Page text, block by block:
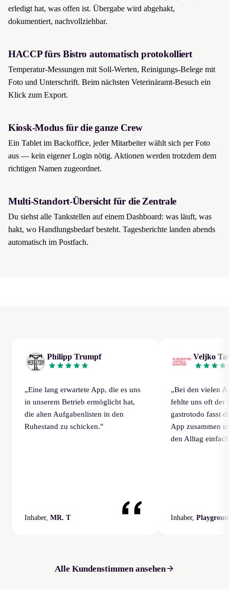
erledigt hat, was offen ist. Übergabe wird abgehakt,
dokumentiert, nachvollziehbar.
HACCP fürs Bistro automatisch protokolliert
Temperatur-Messungen mit Soll-Werten, Reinigungs-Belege mit
Foto und Unterschrift. Beim nächsten Veterinäramt-Besuch ein
Klick zum Export.
Kiosk-Modus für die ganze Crew
Ein Tablet im Backoffice, jeder Mitarbeiter wählt sich per Foto
aus — kein eigener Login nötig. Aktionen werden trotzdem dem
richtigen Namen zugeordnet.
Multi-Standort-Übersicht für die Zentrale
Du siehst alle Tankstellen auf einem Dashboard: was läuft, was
hakt, wo Handlungsbedarf besteht. Tagesberichte landen abends
automatisch im Postfach.
Philipp Trumpf
„Eine lang erwartete App, die es uns
in unserem Betrieb ermöglicht hat,
die alten Aufgabenlisten in den
Ruhestand zu schicken."
Inhaber, MR. T
Veljko
„Bei den vielen
fehlte uns oft der
gastrotodo fasst
App zusammen
den Alltag
Inhaber,
Alle Kundenstimmen ansehen